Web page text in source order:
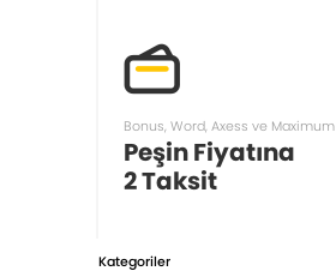
Bonus, Word, Axess ve Maximum
Peşin Fiyatına
2 Taksit
Kategoriler